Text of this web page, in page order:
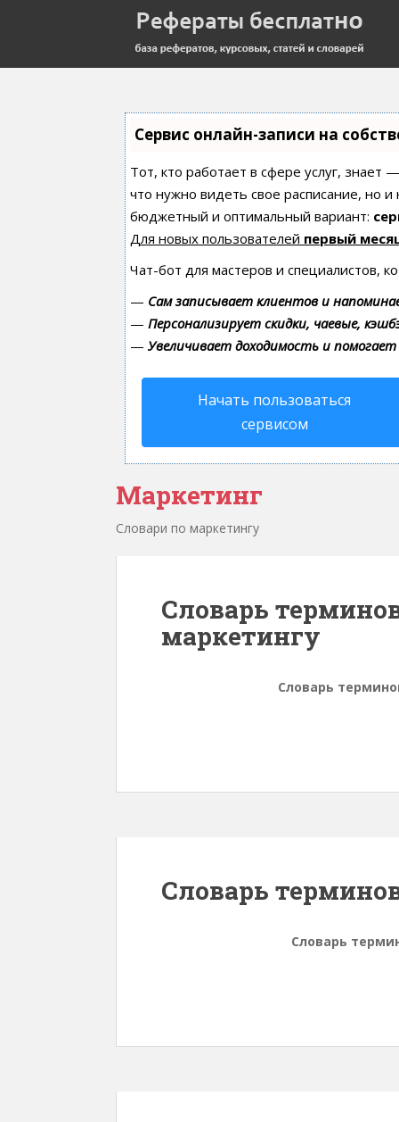
Сервис онлайн-записи на
Тот, кто работает в сфере услуг, знает
что нужно видеть свое расписание, но
бюджетный и оптимальный вариант:
Для новых пользователей первый
Чат-бот для мастеров и специалистов,
— Сам записывает клиентов и
— Персонализирует скидки, чаевые,
— Увеличивает доходимость и
Начать пользоваться
сервисом
Маркетинг
Словари по маркетингу
Словарь
маркетингу
Словарь
Словарь
Словарь